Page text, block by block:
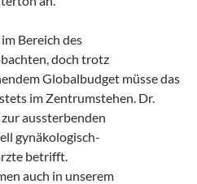
Bereich des
doch trotz
Globalbudget müsse das
im Zentrumstehen. Dr.
aussterbenden
gynäkologisch-
betrifft.
auch in unserem